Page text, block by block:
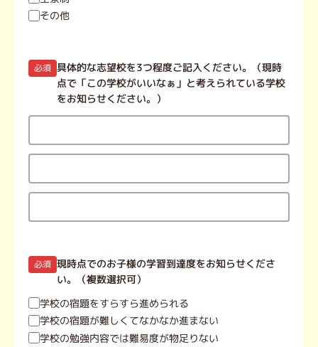
その他
必須 具体的な志望校を3つ程度ご記入ください。（現時
点で「この学校がいいなぁ」と考えられている学校
をお知らせください。）
必須 現時点でのお子様の学習到達度をお知らせくださ
い。（複数選択可）
学校の宿題をすらすら進められる
学校の宿題が難しくてなかなか進まない
学校の勉強内容では難易度が物足りない